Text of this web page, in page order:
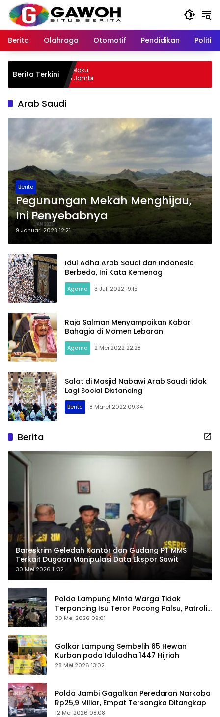
Langsung
konten
Berita
Olahraga Otomotif Pendidikan Politik
Berita Terkini
Kota Tangkap Pelaku
Sempat Kabur ke Jambi
Arab Saudi
Berita
Pegunungan Mekah Menghijau,
Ini Penyebabnya
9 Januari 2023 12:21
Idul Adha Arab Saudi dan Indonesia
Berbeda, Ini Kata Kemenag
Agama 3 Juli 2022 19:15
Raja Salman Menyampaikan Kabar
Bahagia di Momen Lebaran
Agama 2 Mei 2022 22:28
Salat di Masjid Nabawi Arab Saudi tidak
Lagi Social Distancing
Berita 8 Maret 2022 09:34
Berita
Bareskrim Geledah Kantor dan Gudang PT MMS
Terkait Dugaan Manipulasi Data Ekspor Sawit
30 Mei 2026 11:32
Polda Lampung Minta Warga Tidak
Terpancing Isu Teror Pocong Palsu, Patroli
Keamanan Ditingkatkan
30 Mei 2026 09:01
Golkar Lampung Sembelih 65 Hewan
Kurban pada Iduladha 1447 Hijriah
28 Mei 2026 13:02
Polda Jambi Gagalkan Peredaran Narkoba
Rp25,9 Miliar, Empat Tersangka Ditangkap
12 Mei 2026 08:08